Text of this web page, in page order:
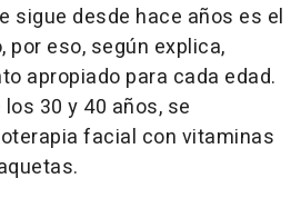
sigue desde hace años es el
por eso, según explica,
apropiado para cada edad.
30 y 40 años, se
facial con vitaminas